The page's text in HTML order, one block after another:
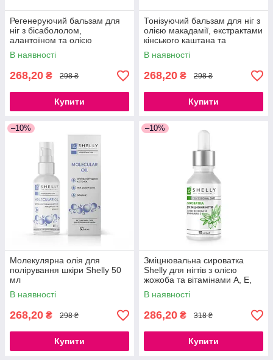
Регенеруючий бальзам для
ніг з бісабололом,
алантоїном та олією
розмарину Shelly 100 мл
В наявності
268,20 ₴ 298 ₴
Купити
Тонізуючий бальзам для ніг з
олією макадамії, екстрактами
кінського каштана та
гамамелісу Shelly 100 мл
В наявності
268,20 ₴ 298 ₴
Купити
–10%
Молекулярна олія для
полірування шкіри Shelly 50
мл
В наявності
268,20 ₴ 298 ₴
Купити
–10%
Зміцнювальна сироватка
Shelly для нігтів з олією
жожоба та вітамінами А, Е,
10 мл
В наявності
286,20 ₴ 318 ₴
Купити